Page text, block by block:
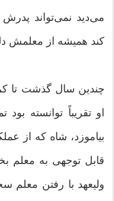
می‌دید نمی‌تواند
كند همیشه از معلمش
چندین سال گذشت تا
او تقریباً توانسته
بیاموزد، شاه كه از
قابل توجهی به معلم
ولیعهد با رفتن معلم